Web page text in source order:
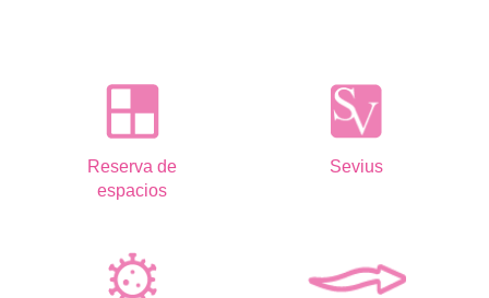
Reserva de
espacios
Sevius